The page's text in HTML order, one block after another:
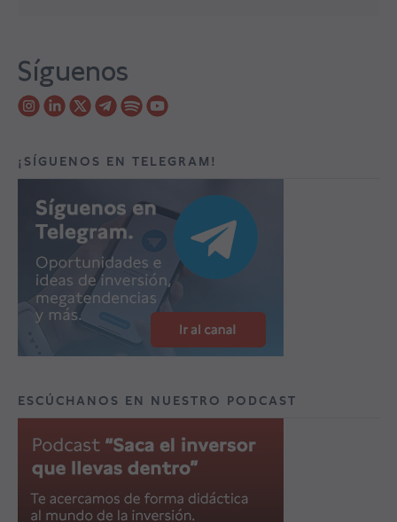
Síguenos
¡SÍGUENOS EN TELEGRAM!
ESCÚCHANOS EN NUESTRO PODCAST